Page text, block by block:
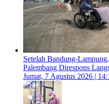
Setelah Bandung-
Palembang Direspons
Jumat, 7 Agustus 2026 |